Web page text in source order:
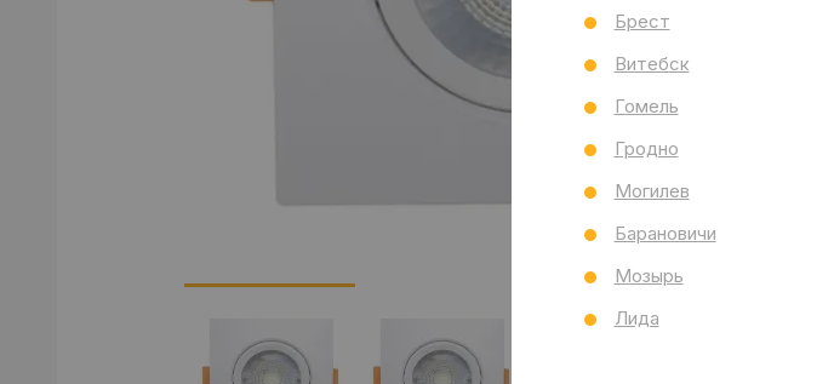
Брест
Витебск
Гомель
Гродно
Могилев
Барановичи
Мозырь
Лида